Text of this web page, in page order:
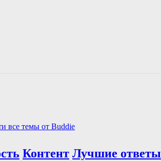
все темы от Buddie
Контент Лучшие ответы